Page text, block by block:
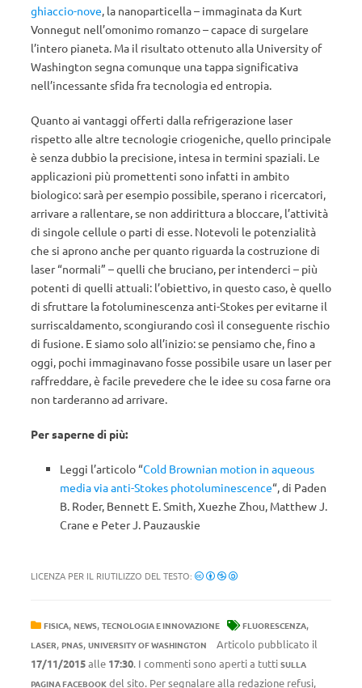
ghiaccio-nove, la nanoparticella – immaginata da Kurt
Vonnegut nell’omonimo romanzo – capace di surgelare
l’intero pianeta. Ma il risultato ottenuto alla University of
Washington segna comunque una tappa significativa
nell’incessante sfida fra tecnologia ed entropia.
Quanto ai vantaggi offerti dalla refrigerazione laser
rispetto alle altre tecnologie criogeniche, quello principale
è senza dubbio la precisione, intesa in termini spaziali. Le
applicazioni più promettenti sono infatti in ambito
biologico: sarà per esempio possibile, sperano i ricercatori,
arrivare a rallentare, se non addirittura a bloccare, l’attività
di singole cellule o parti di esse. Notevoli le potenzialità
che si aprono anche per quanto riguarda la costruzione di
laser “normali” – quelli che bruciano, per intenderci – più
potenti di quelli attuali: l’obiettivo, in questo caso, è quello
di sfruttare la fotoluminescenza anti-Stokes per evitarne il
surriscaldamento, scongiurando così il conseguente rischio
di fusione. E siamo solo all’inizio: se pensiamo che, fino a
oggi, pochi immaginavano fosse possibile usare un laser per
raffreddare, è facile prevedere che le idee su cosa farne ora
non tarderanno ad arrivare.
Per saperne di più:
Leggi l’articolo “Cold Brownian motion in aqueous
media via anti-Stokes photoluminescence“, di Paden
B. Roder, Bennett E. Smith, Xuezhe Zhou, Matthew J.
Crane e Peter J. Pauzauskie
LICENZA PER IL RIUTILIZZO DEL TESTO:
FISICA, NEWS, TECNOLOGIA E INNOVAZIONE FLUORESCENZA,
LASER, PNAS, UNIVERSITY OF WASHINGTON
Articolo pubblicato il
17/11/2015alle 17:30. I commenti sono aperti a tutti SULLA
PAGINA FACEBOOK del sito. Per segnalare alla redazione refusi,